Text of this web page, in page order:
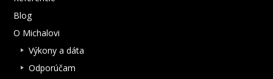
Blog
O Michalovi
Výkony a dáta
Odporúčam